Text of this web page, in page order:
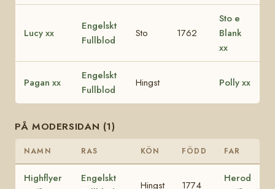
Lucy xx
Engelskt
Fullblod
Sto 1762
Sto e
Blank
xx
Pagan xx
Engelskt
Fullblod
Hingst Polly xx
PÅ MODERSIDAN (1)
NAMN RAS KÖN FÖDD FAR
Highflyer
Engelskt
Hingst 1774
Herod